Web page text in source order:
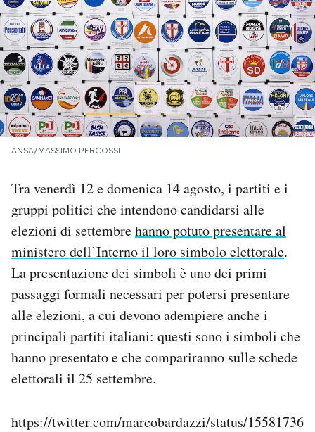
PODCAST
NEWSLETTER
I MIEI PREFERITI
CALENDARIO
AREA PERSONALE
Area Personale
Newsletter
Notifiche mobile
Regala il Post
Hai bisogno di aiuto?
ANSA/MASSIMO PERCOSSI
Tra venerdì 12 e domenica 14 agosto, i partiti e i
gruppi politici che intendono candidarsi alle
elezioni di settembrehanno potuto presentare al
ministero dell’Interno il loro simbolo elettorale.
La presentazione dei simboli è uno dei primi
passaggi formali necessari per potersi presentare
alle elezioni, a cui devono adempiere anche i
principali partiti italiani: questi sono i simboli che
hanno presentato e che compariranno sulle schede
elettorali il 25 settembre.
https://twitter.com/marcobardazzi/status/15581736